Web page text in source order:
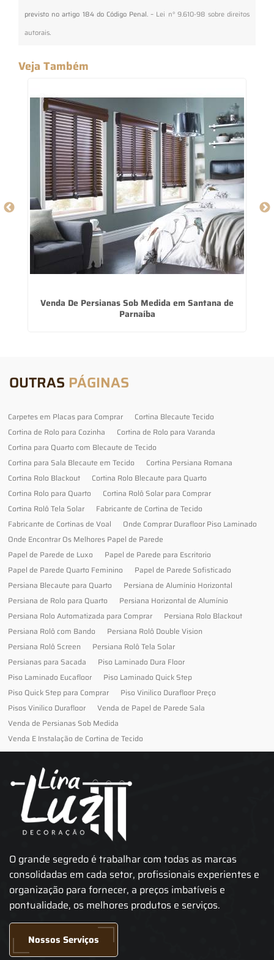
previsto no artigo 184 do Código Penal. – Lei n° 9.610-98 sobre direitos
autorais.
Veja Também
Venda De Persianas Sob Medida em Santana de
Parnaíba
OUTRAS PÁGINAS
Carpetes em Placas para Comprar
Cortina Blecaute Tecido
Cortina de Rolo para Cozinha
Cortina de Rolo para Varanda
Cortina para Quarto com Blecaute de Tecido
Cortina para Sala Blecaute em Tecido
Cortina Persiana Romana
Cortina Rolo Blackout
Cortina Rolo Blecaute para Quarto
Cortina Rolo para Quarto
Cortina Rolô Solar para Comprar
Cortina Rolô Tela Solar
Fabricante de Cortina de Tecido
Fabricante de Cortinas de Voal
Onde Comprar Durafloor Piso Laminado
Onde Encontrar Os Melhores Papel de Parede
Papel de Parede de Luxo
Papel de Parede para Escritorio
Papel de Parede Quarto Feminino
Papel de Parede Sofisticado
Persiana Blecaute para Quarto
Persiana de Alumínio Horizontal
Persiana de Rolo para Quarto
Persiana Horizontal de Alumínio
Persiana Rolo Automatizada para Comprar
Persiana Rolo Blackout
Persiana Rolô com Bando
Persiana Rolô Double Vision
Persiana Rolô Screen
Persiana Rolô Tela Solar
Persianas para Sacada
Piso Laminado Dura Floor
Piso Laminado Eucafloor
Piso Laminado Quick Step
Piso Quick Step para Comprar
Piso Vinilico Durafloor Preço
Pisos Vinilico Durafloor
Venda de Papel de Parede Sala
Venda de Persianas Sob Medida
Venda E Instalação de Cortina de Tecido
O grande segredo é trabalhar com todas as marcas
consolidadas em cada setor, profissionais experientes e
organização para fornecer, a preços imbatíveis e
pontualidade, os melhores produtos e serviços.
Nossos Serviços